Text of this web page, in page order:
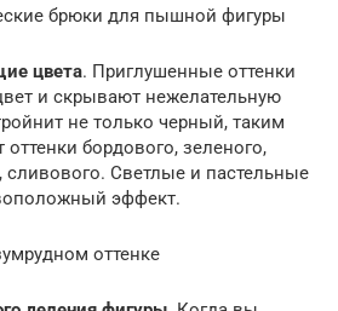
брюки для пышной фигуры
цвета. Приглушенные оттенки
и скрывают нежелательную
не только черный, таким
бордового, зеленого,
сливового. Светлые и пастельные
эффект.
оттенке